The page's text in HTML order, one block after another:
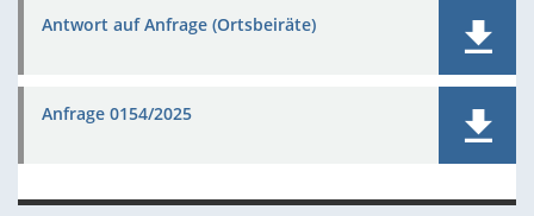
Antwort auf Anfrage (Ortsbeiräte)
Anfrage 0154/2025